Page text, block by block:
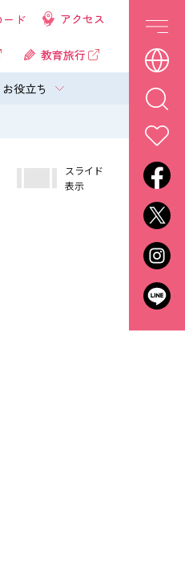
お役立ち
ード アクセス
教育旅行
スライド
表示